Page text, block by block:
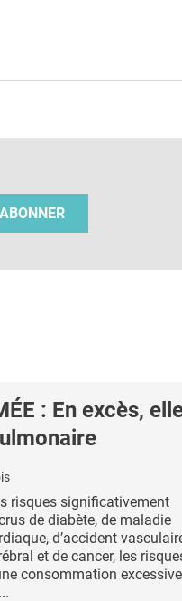
: En excès,
risques significativement
de diabète, de maladie
d’accident
et de cancer, les
consommation excessive